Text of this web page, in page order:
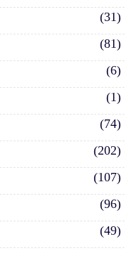
(31)
(81)
(6)
(1)
(74)
(202)
(107)
(96)
(49)